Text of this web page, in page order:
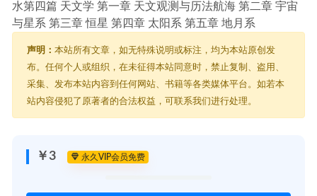
水第四篇 天文学 第一章 天文观测与历法航海 第二章 宇宙
与星系 第三章 恒星 第四章 太阳系 第五章 地月系
声明： 本站所有文章，如无特殊说明或标注，均为本站原创发
布。任何个人或组织，在未征得本站同意时，禁止复制、盗用、
采集、发布本站内容到任何网站、书籍等各类媒体平台。如若本
站内容侵犯了原著者的合法权益，可联系我们进行处理。
￥3 永久VIP会员免费